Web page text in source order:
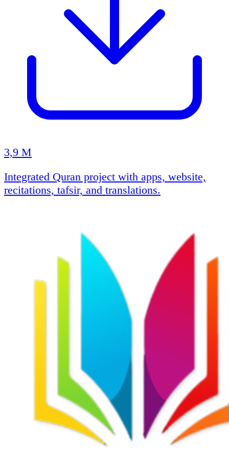
3,9 M
Integrated Quran project with apps, website,
recitations, tafsir, and translations.